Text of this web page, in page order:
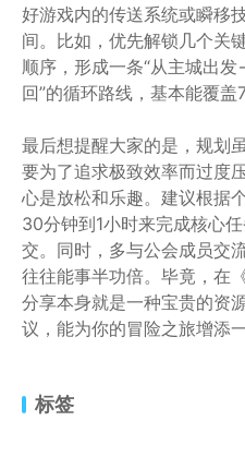
好游戏内的传送系统或瞬移
间。比如，优先解锁几个关
顺序，形成一条“从主城出
回”的循环路线，基本能覆盖
最后想提醒大家的是，规划
要为了追求极致效率而过度
心是放松和乐趣。建议根据
30分钟到1小时来完成核心
交。同时，多与公会成员交
往往能事半功倍。毕竟，在
分享本身就是一种宝贵的资
议，能为你的冒险之旅增添
标签